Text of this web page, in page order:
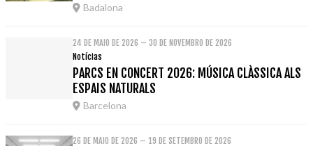
Badalona
24 DE MAIO DE 2026 – 30 DE NOVEMBRO DE 2026
Notícias
PARCS EN CONCERT 2026: MÚSICA CLÀSSICA ALS
ESPAIS NATURALS
Barcelona
26 DE MAIO DE 2026 – 19 DE SETEMBRO DE 2026